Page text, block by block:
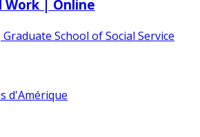
Work | Online
School of Social Service
d'Amérique